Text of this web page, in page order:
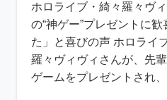
ホロライブ・綺々羅々ヴ
の“神ゲー”プレゼントに
た」と喜びの声 ホロライ
羅々ヴィヴィさんが、先
ゲームをプレゼントされ